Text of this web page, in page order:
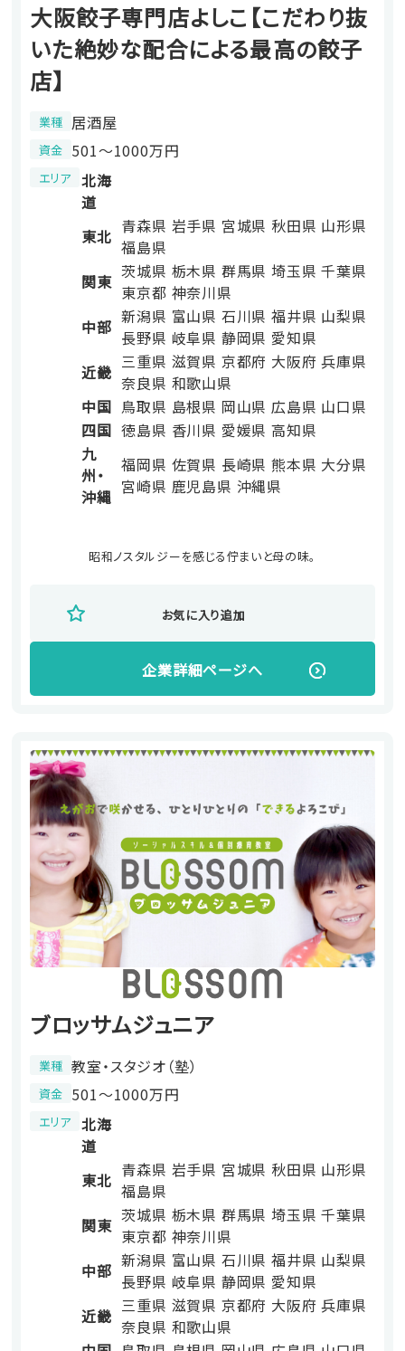
大阪餃子専門店よしこ【こだわり抜
いた絶妙な配合による最高の餃子
店】
業種 居酒屋
資金 501〜1000万円
エリア
北海
道
東北 青森県 岩手県 宮城県 秋田県 山形県
福島県
関東 茨城県 栃木県 群馬県 埼玉県 千葉県
東京都 神奈川県
中部 新潟県 富山県 石川県 福井県 山梨県
長野県 岐阜県 静岡県 愛知県
近畿 三重県 滋賀県 京都府 大阪府 兵庫県
奈良県 和歌山県
中国 鳥取県 島根県 岡山県 広島県 山口県
四国 徳島県 香川県 愛媛県 高知県
九
州・
沖縄
福岡県 佐賀県 長崎県 熊本県 大分県
宮崎県 鹿児島県 沖縄県
昭和ノスタルジーを感じる佇まいと母の味。
お気に入り追加
企業詳細ページへ
ブロッサムジュニア
業種 教室・スタジオ（塾）
資金 501〜1000万円
エリア
北海
道
東北 青森県 岩手県 宮城県 秋田県 山形県
福島県
関東 茨城県 栃木県 群馬県 埼玉県 千葉県
東京都 神奈川県
中部 新潟県 富山県 石川県 福井県 山梨県
長野県 岐阜県 静岡県 愛知県
近畿 三重県 滋賀県 京都府 大阪府 兵庫県
奈良県 和歌山県